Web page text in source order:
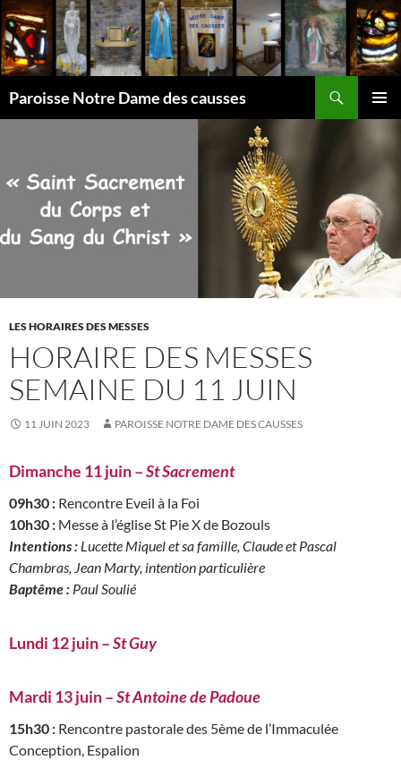
Aller
au
contenu
Paroisse Notre Dame des causses
LES HORAIRES DES MESSES
HORAIRE DES MESSES
SEMAINE DU 11 JUIN
11 JUIN 2023 PAROISSE NOTRE DAME DES CAUSSES
Dimanche 11 juin –StSacrement
09h30 : Rencontre Eveil à la Foi
10h30 : Messe à l’église St Pie X de Bozouls
Intentions : Lucette Miquel et sa famille, Claude et Pascal
Chambras, Jean Marty, intention particulière
Baptême : Paul Soulié
Lundi 12 juin –St Guy
Mardi 13 juin –St Antoine de Padoue
15h30 : Rencontre pastorale des 5ème de l’Immaculée
Conception, Espalion